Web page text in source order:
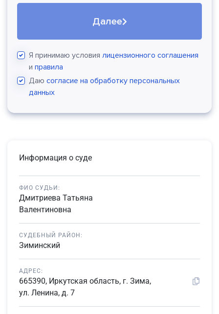
Далее
Я принимаю условия лицензионного соглашения
и правила
Даю согласие на обработку персональных
данных
Информация о суде
ФИО СУДЬИ:
Дмитриева Татьяна
Валентиновна
СУДЕБНЫЙ РАЙОН:
Зиминский
АДРЕС:
665390, Иркутская область, г. Зима,
ул. Ленина, д. 7